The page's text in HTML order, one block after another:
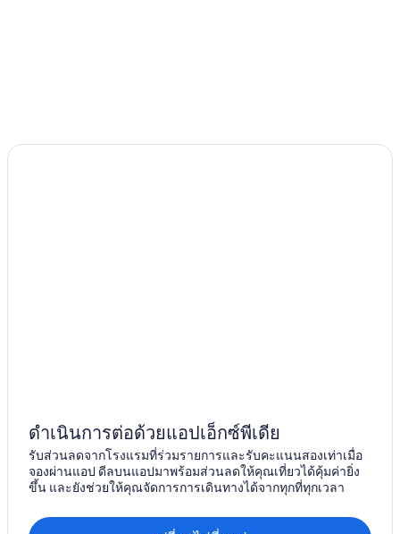
ดำเนินการต่อด้วยแอปเอ็กซ์พีเดีย
รับส่วนลดจากโรงแรมที่ร่วมรายการและรับคะแนนสองเท่าเมื่อ
จองผ่านแอป ดีลบนแอปมาพร้อมส่วนลดให้คุณเที่ยวได้คุ้มค่ายิ่ง
ขึ้น และยังช่วยให้คุณจัดการการเดินทางได้จากทุกที่ทุกเวลา